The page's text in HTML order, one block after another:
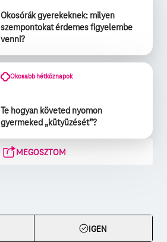
Okosórák gyerekeknek: milyen
szempontokat érdemes figyelembe
venni?
Okosabb hétköznapok
Te hogyan követed nyomon
gyermeked „kütyüzését”?
MEGOSZTOM
IGEN